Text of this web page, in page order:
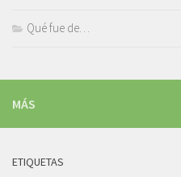
Qué fue de…
MÁS
ETIQUETAS